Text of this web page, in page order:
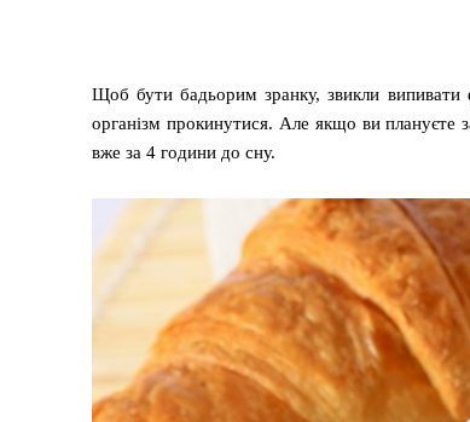
Щоб бути бадьорим зранку, звикли
організм прокинутися. Але якщо ви плануєте
вже за 4 години до сну.